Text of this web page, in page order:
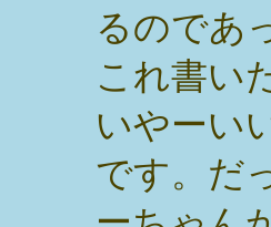
るのであ
これ書い
いやーい
です。だ